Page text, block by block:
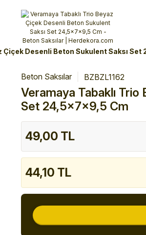
3 Taksit Fırsatı!İlk siparişinizi verin!
%10 Havale İndirimi Şimdi Alışveriş yap!
Çiçek Desenli Beton Sukulent Saksı
Beton Saksılar BZBZL1162
Veramaya Tabaklı
Set 24,5x7x9,5 Cm
49,00 TL
44,10 TL